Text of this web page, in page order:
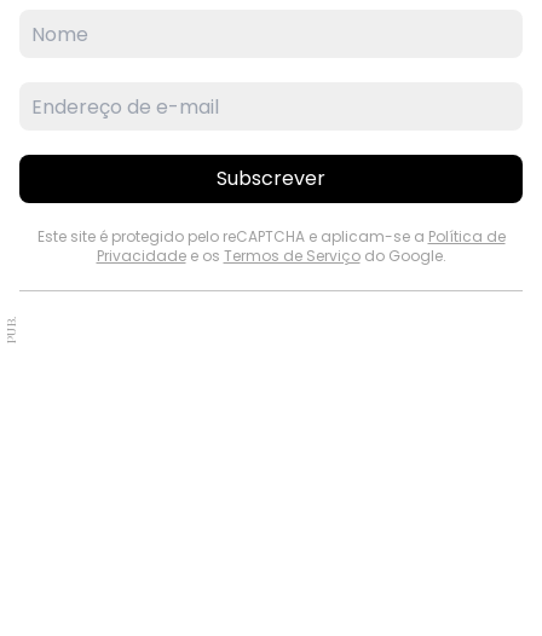
Subscrever
Este site é protegido pelo reCAPTCHA e aplicam-se a Política de
Privacidadee os Termos de Serviçodo Google.
PUB.